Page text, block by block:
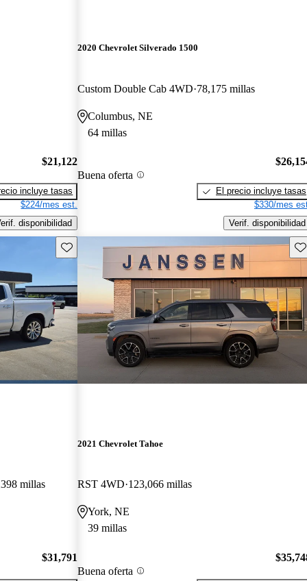
$21,122
incluye tasas
$224/mes est.
disponibilidad
2020 Chevrolet Silverado 1500
Custom Double Cab 4WD 78,175 millas
Columbus, NE
64 millas
Buena oferta
El precio incluye tasas
$330/mes
Verif. disponibilidad
Guarda este Aviso
millas
$31,791
2021 Chevrolet Tahoe
RST 4WD 123,066 millas
York, NE
39 millas
Buena oferta